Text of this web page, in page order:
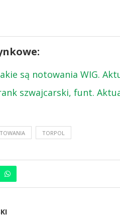
są notowania WIG.
szwajcarski, funt.
TORPOL